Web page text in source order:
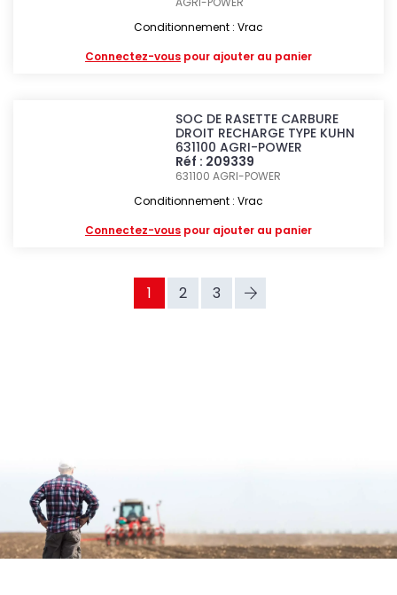
Conditionnement : Vrac
Connectez-vous pour ajouter au panier
SOC DE RASETTE CARBURE
DROIT RECHARGE TYPE KUHN
631100 AGRI-POWER
Réf : 209339
631100AGRI-POWER
Conditionnement : Vrac
Connectez-vous pour ajouter au panier
1 2 3